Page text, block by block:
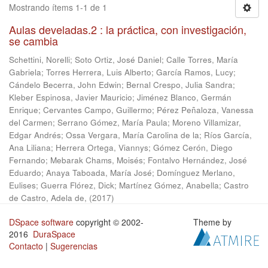
Mostrando ítems 1-1 de 1
Aulas develadas.2 : la práctica, con investigación,
se cambia
Schettini, Norelli; Soto Ortiz, José Daniel; Calle Torres, María
Gabriela; Torres Herrera, Luis Alberto; García Ramos, Lucy;
Cándelo Becerra, John Edwin; Bernal Crespo, Julia Sandra;
Kleber Espinosa, Javier Mauricio; Jiménez Blanco, Germán
Enrique; Cervantes Campo, Guillermo; Pérez Peñaloza, Vanessa
del Carmen; Serrano Gómez, María Paula; Moreno Villamizar,
Edgar Andrés; Ossa Vergara, María Carolina de la; Ríos García,
Ana Liliana; Herrera Ortega, Viannys; Gómez Cerón, Diego
Fernando; Mebarak Chams, Moisés; Fontalvo Hernández, José
Eduardo; Anaya Taboada, María José; Domínguez Merlano,
Eulises; Guerra Flórez, Dick; Martínez Gómez, Anabella; Castro
de Castro, Adela de, (2017)
DSpace software copyright © 2002-
2016 DuraSpace
Contacto | Sugerencias
Theme by